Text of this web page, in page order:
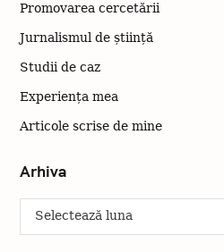
Promovarea cercetării
Jurnalismul de știință
Studii de caz
Experiența mea
Articole scrise de mine
Arhiva